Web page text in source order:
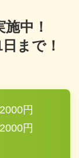
中！
まで！
円
円